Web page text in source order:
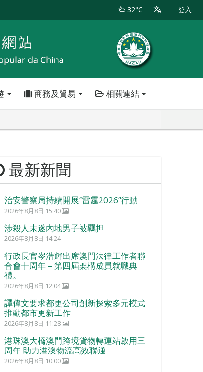
32°C 登入
商務及貿易 相關連結
最新新聞
治安警察局持續開展“雷霆2026”行動
2026年8月8日 15:40
涉殺人未遂內地男子被羈押
2026年8月8日 14:24
行政長官岑浩輝出席澳門法律工作者聯
合會十周年 – 第四屆架構成員就職典
禮。
2026年8月8日 12:04
譚偉文要求都更公司創新探索多元模式
推動都市更新工作
2026年8月8日 11:28
港珠澳大橋澳門跨境貨物轉運站啟用三
周年 助力港澳物流高效聯通
2026年8月8日 10:00